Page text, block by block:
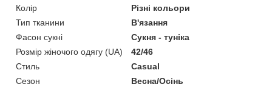
Колір
Різні кольори
Тип тканини
В'язання
Фасон сукні
Сукня - туніка
Розмір жіночого одягу (UA)
42/46
Стиль
Casual
Сезон
Весна/Осінь